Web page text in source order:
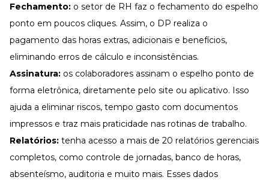
Fechamento: o setor de RH faz o fechamento do espelho
ponto em poucos cliques. Assim, o DP realiza o
pagamento das horas extras, adicionais e benefícios,
eliminando erros de cálculo e inconsistências.
Assinatura: os colaboradores assinam o espelho ponto de
forma eletrônica, diretamente pelo site ou aplicativo. Isso
ajuda a eliminar riscos, tempo gasto com documentos
impressos e traz mais praticidade nas rotinas de trabalho.
Relatórios: tenha acesso a mais de 20 relatórios gerenciais
completos, como controle de jornadas, banco de horas,
absenteísmo, auditoria e muito mais. Esses dados